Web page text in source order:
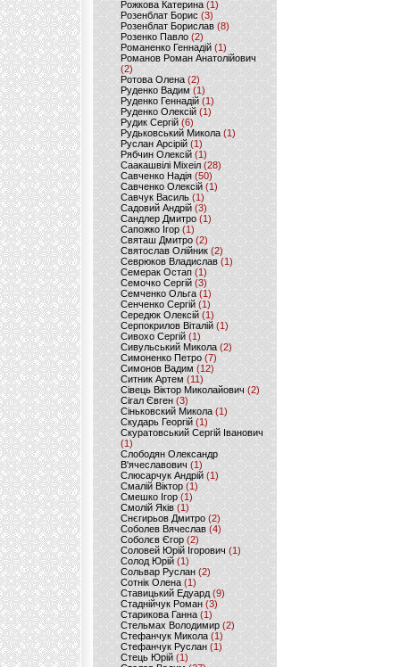
Рожкова Катерина(1)
Розенблат Борис (3)
Розенблат Борислав (8)
Розенко Павло (2)
Романенко Геннадій (1)
Романов Роман Анатолійович
(2)
Ротова Олена(2)
Руденко Вадим (1)
Руденко Геннадій (1)
Руденко Олексій(1)
Рудик Сергій(6)
Рудьковський Микола (1)
Руслан Арсірій(1)
Рябчин Олексій (1)
Саакашвілі Міхеіл(28)
Савченко Надія (50)
Савченко Олексій(1)
Савчук Василь (1)
Садовий Андрій (3)
Сандлер Дмитро(1)
Сапожко Ігор(1)
Святаш Дмитро (2)
Святослав Олійник (2)
Севрюков Владислав (1)
Семерак Остап (1)
Семочко Сергій (3)
Семченко Ольга (1)
Сенченко Сергій(1)
Середюк Олексій(1)
Серпокрилов Віталій(1)
Сивохо Сергій(1)
Сивульський Микола(2)
Симоненко Петро(7)
Симонов Вадим (12)
Ситник Артем(11)
Сівець Віктор Миколайович(2)
Сігал Євген (3)
Сіньковский Микола(1)
Скударь Георгій (1)
Скуратовський Сергій Іванович
(1)
Слободян Олександр
В'ячеславович(1)
Слюсарчук Андрій(1)
Смалій Віктор (1)
Смешко Ігор (1)
Смолій Яків (1)
Снєгирьов Дмитро (2)
Соболев Вячеслав (4)
Соболєв Єгор(2)
Соловей Юрій Ігорович (1)
Солод Юрій (1)
Сольвар Руслан (2)
Сотнік Олена(1)
Ставицький Едуард (9)
Стаднійчук Роман(3)
Старикова Ганна (1)
Стельмах Володимир(2)
Стефанчук Микола (1)
Стефанчук Руслан (1)
Стець Юрій (1)